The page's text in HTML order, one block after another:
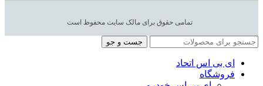
تمامی حقوق برای مالک سایت محفوظ است
جست و جو
ای بی اس اتحاد
فروشگاه